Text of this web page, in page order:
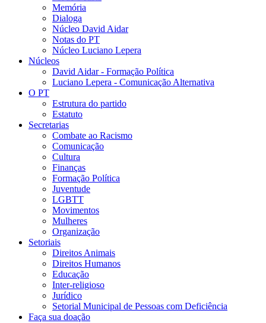
Memória
Dialoga
Núcleo David Aidar
Notas do PT
Núcleo Luciano Lepera
Núcleos
David Aidar - Formação Política
Luciano Lepera - Comunicação Alternativa
O PT
Estrutura do partido
Estatuto
Secretarias
Combate ao Racismo
Comunicação
Cultura
Finanças
Formação Política
Juventude
LGBTT
Movimentos
Mulheres
Organização
Setoriais
Direitos Animais
Direitos Humanos
Educação
Inter-religioso
Jurídico
Setorial Municipal de Pessoas com Deficiência
Faça sua doação